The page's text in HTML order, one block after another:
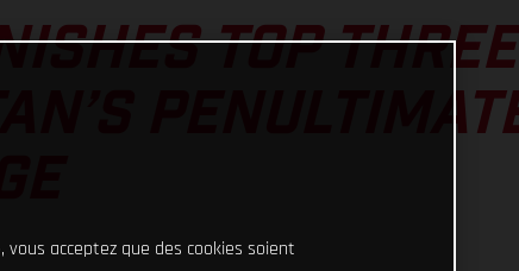
TOP THREE
acceptez que des cookies soient